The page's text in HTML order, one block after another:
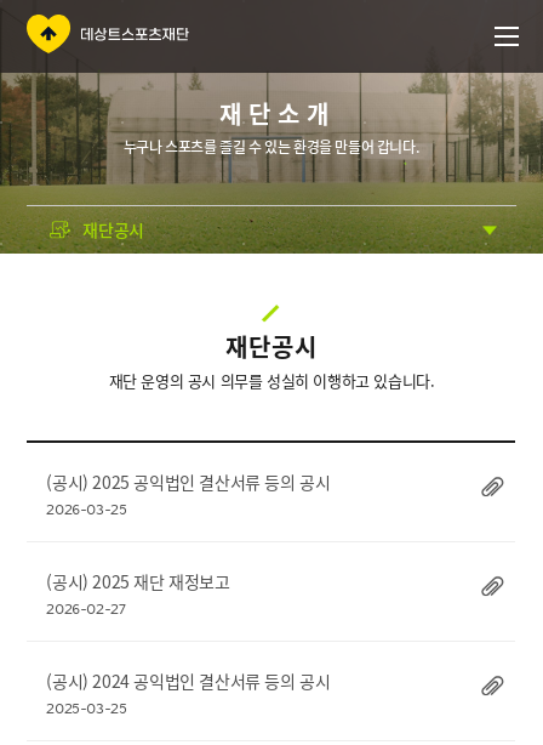
재단소개
누구나 스포츠를 즐길 수 있는 환경을 만들어 갑니다.
재단공시
재단공시
재단 운영의 공시 의무를 성실히 이행하고 있습니다.
(공시) 2025 공익법인 결산서류 등의 공시
2026-03-25
(공시) 2025 재단 재정보고
2026-02-27
(공시) 2024 공익법인 결산서류 등의 공시
2025-03-25